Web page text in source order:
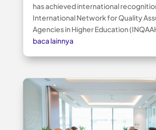
has achieved international
International Network for Quality
Agencies in Higher Education
baca lainnya